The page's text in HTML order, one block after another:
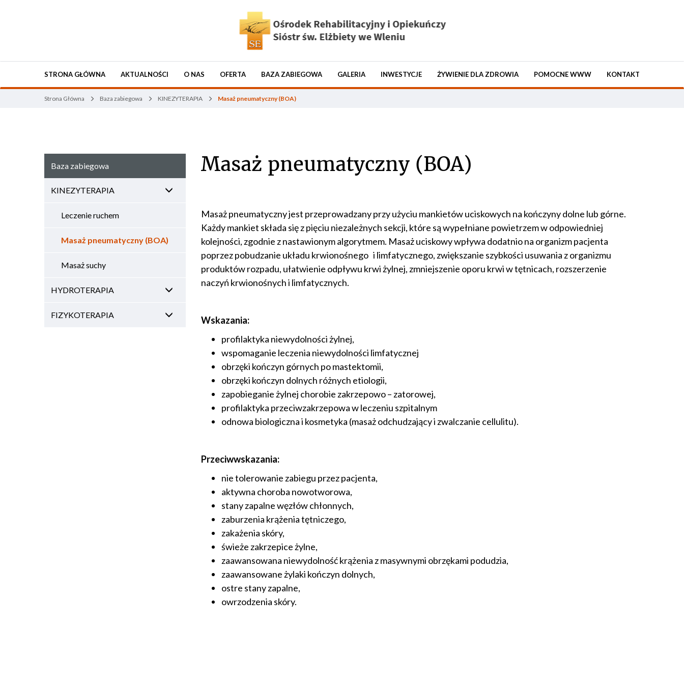
STRONA GŁÓWNA AKTUALNOŚCI O NAS OFERTA BAZA ZABIEGOWA GALERIA INWESTYCJE ŻYWIENIE DLA ZDROWIA POMOCNE WWW KONTAKT
Strona Główna Baza zabiegowa KINEZYTERAPIA Masaż pneumatyczny (BOA)
Baza zabiegowa
KINEZYTERAPIA
Leczenie ruchem
Masaż pneumatyczny (BOA)
Masaż suchy
HYDROTERAPIA
FIZYKOTERAPIA
Masaż pneumatyczny (BOA)
Masaż pneumatyczny jest przeprowadzany przy użyciu mankietów uciskowych na kończyny dolne lub górne.
Każdy mankiet składa się z pięciu niezależnych sekcji, które są wypełniane powietrzem w odpowiedniej
kolejności, zgodnie z nastawionym algorytmem. Masaż uciskowy wpływa dodatnio na organizm pacjenta
poprzez pobudzanie układu krwionośnego i limfatycznego, zwiększanie szybkości usuwania z organizmu
produktów rozpadu, ułatwienie odpływu krwi żylnej, zmniejszenie oporu krwi w tętnicach, rozszerzenie
naczyń krwionośnych i limfatycznych.
Wskazania:
profilaktyka niewydolności żylnej,
wspomaganie leczenia niewydolności limfatycznej
obrzęki kończyn górnych po mastektomii,
obrzęki kończyn dolnych różnych etiologii,
zapobieganie żylnej chorobie zakrzepowo – zatorowej,
profilaktyka przeciwzakrzepowa w leczeniu szpitalnym
odnowa biologiczna i kosmetyka (masaż odchudzający i zwalczanie cellulitu).
Przeciwwskazania:
nie tolerowanie zabiegu przez pacjenta,
aktywna choroba nowotworowa,
stany zapalne węzłów chłonnych,
zaburzenia krążenia tętniczego,
zakażenia skóry,
świeże zakrzepice żylne,
zaawansowana niewydolność krążenia z masywnymi obrzękami podudzia,
zaawansowane żylaki kończyn dolnych,
ostre stany zapalne,
owrzodzenia skóry.